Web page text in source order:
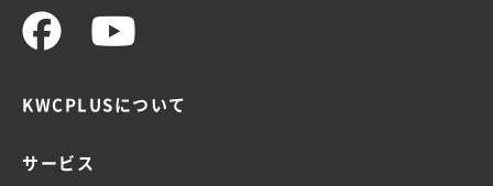
KWCPLUSについて
サービス